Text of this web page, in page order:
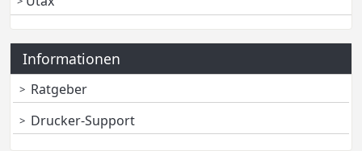
Informationen
Ratgeber
Drucker-Support